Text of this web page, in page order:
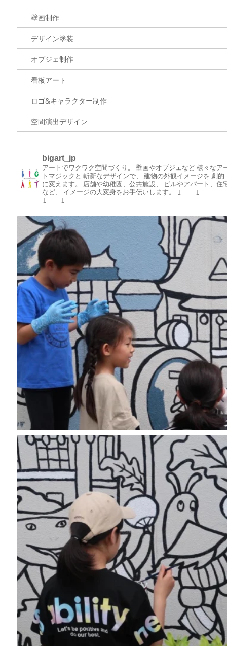
壁画制作
デザイン塗装
オブジェ制作
看板アート
ロゴ&キャラクター制作
空間演出デザイン
bigart_jp
アートでワクワク空間づくり。 壁画やオブジェなど様々なア
トマジックと 斬新なデザインで、 建物の外観イメージを 劇的
に変えます。
店舗や幼稚園、公共施設、
ビルやアパート、住
など、
イメージの大変身をお手伝いします。
↓ ↓
↓ ↓